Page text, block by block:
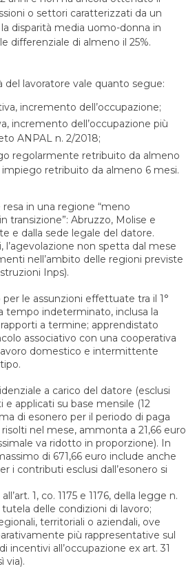
o settori caratterizzati da un
disparità media uomo-donna in
differenziale di almeno il 25%.
del lavoratore vale quanto segue:
incremento dell’occupazione;
incremento dell’occupazione più
ANPAL n. 2/2018;
regolarmente retribuito da almeno
retribuito da almeno 6 mesi.
in una regione “meno
transizione”: Abruzzo, Molise e
e dalla sede legale del datore.
non spetta dal mese
nell’ambito delle regioni previste
Inps).
le assunzioni effettuate tra il 1°
tempo indeterminato, inclusa la
a termine; apprendistato
associativo con una cooperativa
domestico e intermittente
a carico del datore (esclusi
applicati su base mensile (12
di esonero per il periodo di paga
nel mese, ammonta a 21,66 euro
va ridotto in proporzione). In
di 671,66 euro include anche
i contributi esclusi dall’esonero si
1, co. 1175 e 1176, della legge n.
delle condizioni di lavoro;
territoriali o aziendali, ove
più rappresentative sul
incentivi all’occupazione ex art. 31
via).